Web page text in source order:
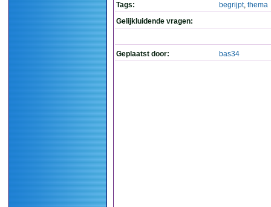
Tags:
begrijpt, thema
Gelijkluidende vragen:
Geplaatst door: bas34